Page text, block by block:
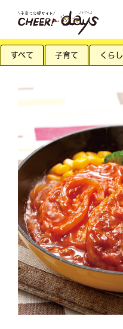
すべて 子育て くらし